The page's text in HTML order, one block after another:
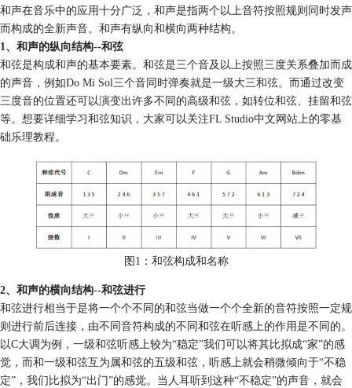
和声在音乐中的应用十分广泛，和声是指两个以上音符按照规则同时发声
而构成的全新声音。和声有纵向和横向两种结构。
1、和声的纵向结构--和弦
和弦是构成和声的基本要素。和弦是三个音及以上按照三度关系叠加而成
的声音，例如Do Mi Sol三个音同时弹奏就是一级大三和弦。而通过改变
三度音的位置还可以演变出许多不同的高级和弦，如转位和弦、挂留和弦
等。想要详细学习和弦知识，大家可以关注FL Studio中文网站上的零基
础乐理教程。
图1：和弦构成和名称
2、和声的横向结构--和弦进行
和弦进行相当于是将一个个不同的和弦当做一个个全新的音符按照一定规
则进行前后连接，由不同音符构成的不同和弦在听感上的作用是不同的。
以C大调为例，一级和弦听感上较为“稳定”我们可以将其比拟成“家”的感
觉，而和一级和弦互为属和弦的五级和弦，听感上就会稍微倾向于“不稳
定”，我们比拟为“出门”的感觉。当人耳听到这种“不稳定”的声音，就会